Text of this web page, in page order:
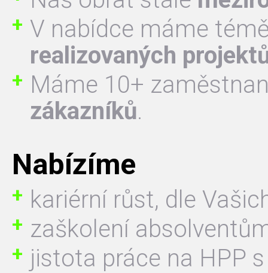
V nabídce máme
realizovaných
Máme 10+
zákazníků.
Nabízíme
kariérní růst, dle
zaškolení
jistota práce na HPP